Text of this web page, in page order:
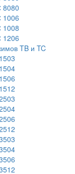
8080
1006
1008
1206
TB и TC